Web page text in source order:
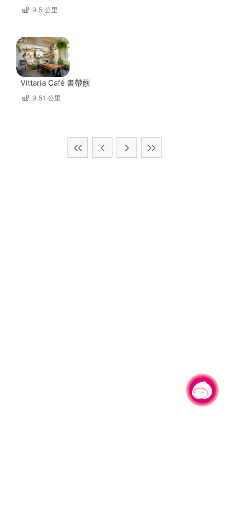
9.5 公里
Vittaria Café 書帶蕨
9.51 公里